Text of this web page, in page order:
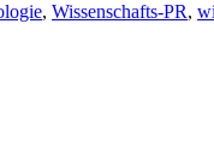
, Wissenschafts-PR,